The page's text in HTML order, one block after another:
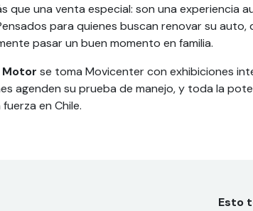
que una venta especial: son una experiencia
para quienes buscan renovar su auto,
pasar un buen momento en familia.
Motor se toma Movicenter con exhibiciones
agenden su prueba de manejo, y toda la
en Chile.
Esto